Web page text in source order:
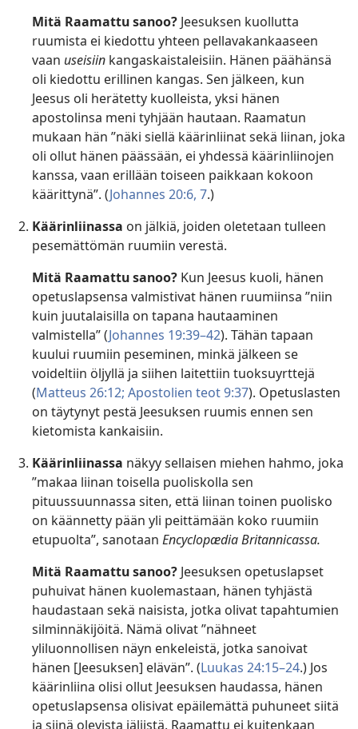
Mitä Raamattu sanoo? Jeesuksen kuollutta
ruumista ei kiedottu yhteen pellavakankaaseen
vaan useisiin kangaskaistaleisiin. Hänen päähänsä
oli kiedottu erillinen kangas. Sen jälkeen, kun
Jeesus oli herätetty kuolleista, yksi hänen
apostolinsa meni tyhjään hautaan. Raamatun
mukaan hän ”näki siellä käärinliinat sekä liinan, joka
oli ollut hänen päässään, ei yhdessä käärinliinojen
kanssa, vaan erillään toiseen paikkaan kokoon
käärittynä”. (Johannes 20:6, 7.)
Käärinliinassa on jälkiä, joiden oletetaan tulleen
pesemättömän ruumiin verestä.
Mitä Raamattu sanoo? Kun Jeesus kuoli, hänen
opetuslapsensa valmistivat hänen ruumiinsa ”niin
kuin juutalaisilla on tapana hautaaminen
valmistella” (Johannes 19:39–42). Tähän tapaan
kuului ruumiin peseminen, minkä jälkeen se
voideltiin öljyllä ja siihen laitettiin tuoksuyrttejä
(Matteus 26:12; Apostolien teot 9:37). Opetuslasten
on täytynyt pestä Jeesuksen ruumis ennen sen
kietomista kankaisiin.
Käärinliinassa näkyy sellaisen miehen hahmo, joka
”makaa liinan toisella puoliskolla sen
pituussuunnassa siten, että liinan toinen puolisko
on käännetty pään yli peittämään koko ruumiin
etupuolta”, sanotaan Encyclopædia Britannicassa.
Mitä Raamattu sanoo? Jeesuksen opetuslapset
puhuivat hänen kuolemastaan, hänen tyhjästä
haudastaan sekä naisista, jotka olivat tapahtumien
silminnäkijöitä. Nämä olivat ”nähneet
yliluonnollisen näyn enkeleistä, jotka sanoivat
hänen [Jeesuksen] elävän”. (Luukas 24:15–24.) Jos
käärinliina olisi ollut Jeesuksen haudassa, hänen
opetuslapsensa olisivat epäilemättä puhuneet siitä
ja siinä olevista jäljistä. Raamattu ei kuitenkaan